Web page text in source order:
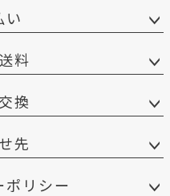
い
料
換
先
ポリシー